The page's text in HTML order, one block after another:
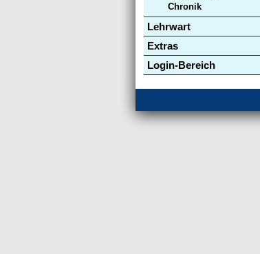
Chronik
Lehrwart
Extras
Login-Bereich